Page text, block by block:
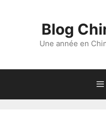
Blog
Une année en